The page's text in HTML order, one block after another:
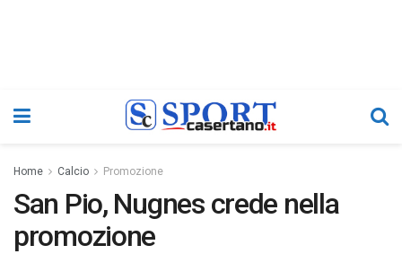
Home Calcio Promozione
San Pio, Nugnes crede nella
promozione